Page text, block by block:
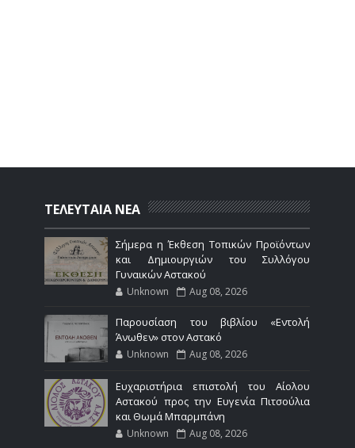
ΤΕΛΕΥΤΑΙΑ ΝΕΑ
Σήμερα η Έκθεση Τοπικών Προϊόντων
και Δημιουργιών του Συλλόγου
Γυναικών Αστακού
Unknown Aug 08, 2026
Παρουσίαση του βιβλίου «Εντολή
Άνωθεν» στον Αστακό
Unknown Aug 08, 2026
Ευχαριστήρια επιστολή του Αίολου
Αστακού προς την Ευγενία Πιτσούλια
και Θωμά Μπαρμπάνη
Unknown Aug 08, 2026